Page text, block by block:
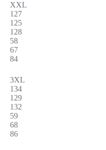
XXL
127
125
128
58
67
84
3XL
134
129
132
59
68
86